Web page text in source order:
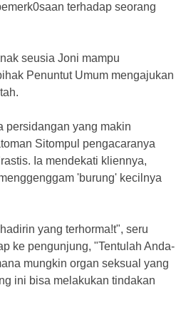
terhadap seorang
seusia Joni mampu
Penuntut Umum mengajukan
persidangan yang makin
Sitompul pengacaranya
Ia mendekati kliennya,
'burung' kecilnya
yang terhorma!t", seru
ke pengunjung, "Tentulah Anda-
mungkin organ seksual yang
ini bisa melakukan tindakan